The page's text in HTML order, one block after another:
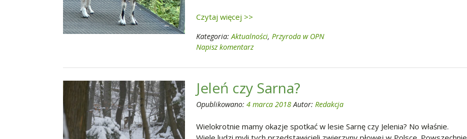
Czytaj więcej >>
Kategoria: Aktualności, Przyroda w OPN
Napisz komentarz
Jeleń czy Sarna?
Opublikowano: 4 marca 2018Autor: Redakcja
Wielokrotnie mamy okazje spotkać w lesie Sarnę czy Jelenia? No właśnie.